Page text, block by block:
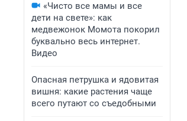
«Чисто все мамы и все
дети на свете»: как
медвежонок Момота покорил
буквально весь интернет.
Видео
Опасная петрушка и ядовитая
вишня: какие растения чаще
всего путают со съедобными